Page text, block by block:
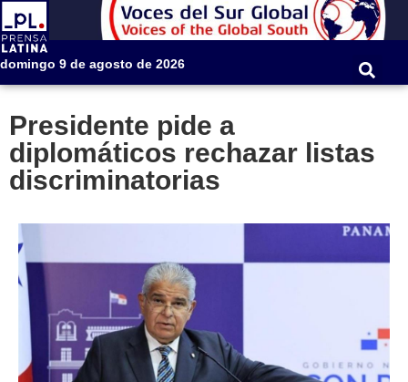
domingo 9 de agosto de 2026
Presidente pide a
diplomáticos rechazar listas
discriminatorias